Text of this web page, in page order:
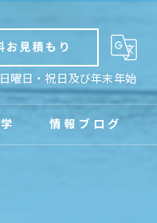
お見積もり
曜日・祝日及び年末年始
情報ブログ